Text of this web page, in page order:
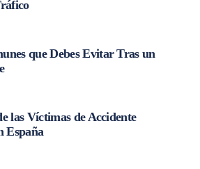
que Debes Evitar Tras un
las Víctimas de Accidente
España